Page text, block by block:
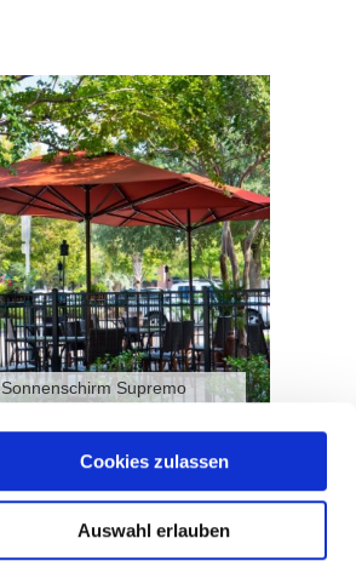
Cookies zulassen
Auswahl erlauben
Sonnenschirm Supremo